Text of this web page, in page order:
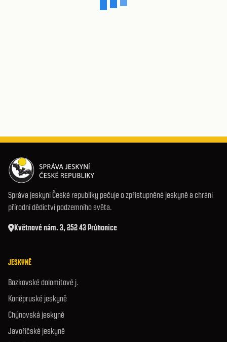
Správa jeskyní České republiky pečuje o zpřístupněné jeskyně a chrání
přírodní dědictví podzemního světa.
Květnové nám. 3, 252 43 Průhonice
JESKYNĚ
Bozkovské dolomitové j.
Koněpruské jeskyně
Chýnovská jeskyně
Javoříčské jeskyně